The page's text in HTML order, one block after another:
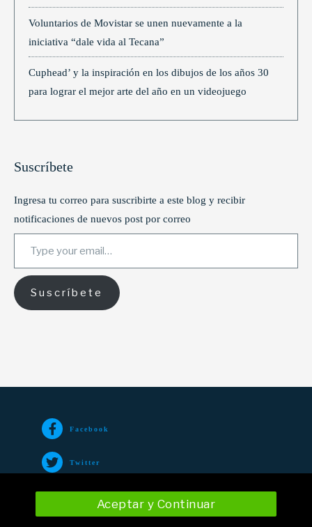
Voluntarios de Movistar se unen nuevamente a la
iniciativa “dale vida al Tecana”
Cuphead’ y la inspiración en los dibujos de los años 30
para lograr el mejor arte del año en un videojuego
Suscríbete
Ingresa tu correo para suscribirte a este blog y recibir
notificaciones de nuevos post por correo
Type your email…
Suscríbete
Facebook
Twitter
Aceptar y Continuar